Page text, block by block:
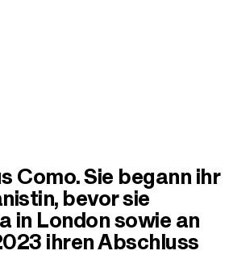
Como. Sie begann ihr
bevor sie
in London sowie an
ihren Abschluss